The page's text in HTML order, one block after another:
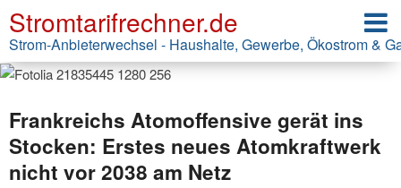
Stromtarifrechner.de
Strom-Anbieterwechsel - Haushalte, Gewerbe, Ökostrom &
Frankreichs Atomoffensive gerät ins
Stocken: Erstes neues Atomkraftwerk
nicht vor 2038 am Netz